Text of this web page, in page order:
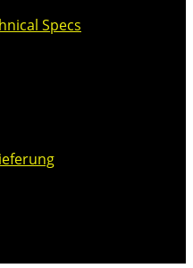
Specs